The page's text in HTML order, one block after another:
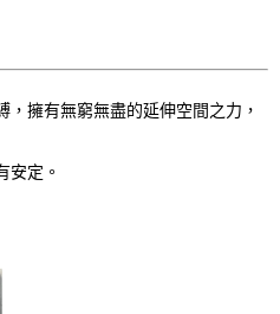
擁有無窮無盡的延伸空間之力，
安定。